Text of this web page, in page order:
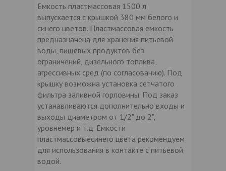
Емкость пластмассовая 1500 л
выпускается с крышкой 380 мм белого и
синего цветов. Пластмассовая емкость
предназначена для хранения питьевой
воды, пищевых продуктов без
ограничений, дизельного топлива,
агрессивных сред (по согласованию). Под
крышку возможна установка сетчатого
фильтра заливной горловины. Под заказ
устанавливаются дополнительно входы и
выходы диаметром от 1/2" до 2",
уровнемер и т.д. Емкости
пластмассовыесинего цвета рекомендуем
для использования в контакте с питьевой
водой.